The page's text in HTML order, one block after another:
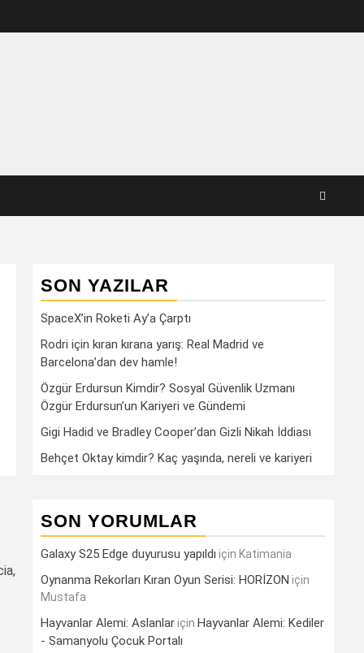
SON YAZILAR
SpaceX’in Roketi Ay’a Çarptı
Rodri için kıran kırana yarış: Real Madrid ve
Barcelona’dan dev hamle!
Özgür Erdursun Kimdir? Sosyal Güvenlik Uzmanı
Özgür Erdursun’un Kariyeri ve Gündemi
Gigi Hadid ve Bradley Cooper’dan Gizli Nikah İddiası
Behçet Oktay kimdir? Kaç yaşında, nereli ve kariyeri
SON YORUMLAR
Galaxy S25 Edge duyurusu yapıldı için Katimania
Oynanma Rekorları Kıran Oyun Serisi: HORİZON için
Mustafa
Hayvanlar Alemi: Aslanlariçin Hayvanlar Alemi: Kediler
- Samanyolu Çocuk Portalı